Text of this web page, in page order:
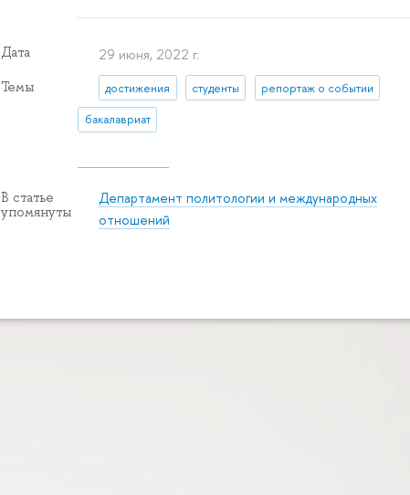
Дата 29 июня, 2022 г.
Темы достижения студенты репортаж о событии
бакалавриат
В статье
упомянуты
Департамент политологии и международных
отношений